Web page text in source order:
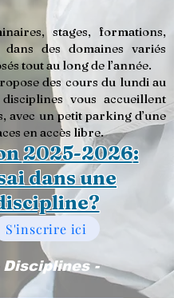
stages, formations,
dans des domaines variés
tout au long de l’année.
des cours du lundi au
vous accueillent
avec un petit parking d’une
en accès libre.
2025-2026:
dans une
S'inscrire ici
Disciplines -